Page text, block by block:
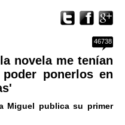
46738
novela me tenían
ponerlos en
Miguel publica su primer